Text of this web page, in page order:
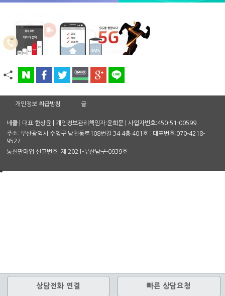
개인정보 취급방침 글
네클 | 대표:한상윤 | 개인정보관리책임자:윤희문 | 사업자번호:450-51-00599
주소: 부산광역시 수영구 남천동로108번길 34 4층 401호 : 대표번호:070-4218-
9527
통신판매업 신고번호 :제 2021-부산남구-0939호
상담전화 연결 빠른 상담요청